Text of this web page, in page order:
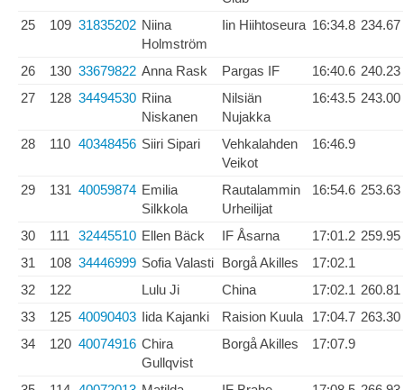
25
109 31835202 Niina
Holmström
Iin Hiihtoseura 16:34.8 234.67
26 130 33679822 Anna Rask Pargas IF 16:40.6 240.23
27
128 34494530 Riina
Niskanen
Nilsiän
Nujakka
16:43.5 243.00
28 110 40348456 Siiri Sipari
Vehkalahden
Veikot
16:46.9
29 131 40059874 Emilia
Silkkola
Rautalammin
Urheilijat
16:54.6 253.63
30 111 32445510 Ellen Bäck IF Åsarna 17:01.2 259.95
31
108 34446999 Sofia Valasti Borgå Akilles
17:02.1
32
122 Lulu Ji China 17:02.1 260.81
33
125 40090403 Iida Kajanki Raision Kuula 17:04.7 263.30
34
120 40074916 Chira
Gullqvist
Borgå Akilles 17:07.9